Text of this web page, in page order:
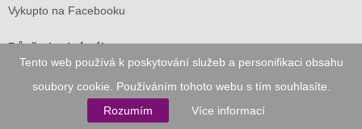
Tento web používá k poskytování služeb a personifikaci obsahu
soubory cookie. Používáním tohoto webu s tím souhlasíte.
Rozumím
Více informací
Vykupto na Facebooku
Důvěryhodný nákup
Naše společnost je členem Asociace pro elektronickou
komerci (APEK)